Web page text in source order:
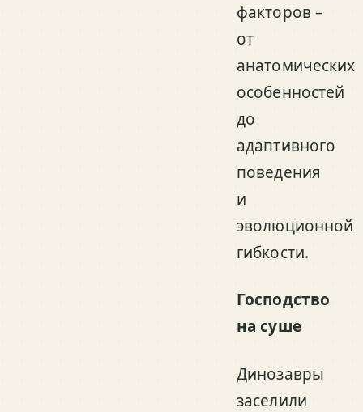
факторов –
от
анатомических
особенностей
до
адаптивного
поведения
и
эволюционной
гибкости.
Господство
на суше
Динозавры
заселили